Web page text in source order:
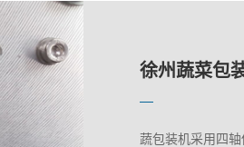
徐州蔬菜包
上走膜包装
下走膜枕式
徐州蔬菜包
蔬包装机采用四
上走膜包装